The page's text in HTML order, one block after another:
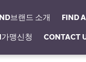
브랜드 소개 FIND
맹신청 CONTACT